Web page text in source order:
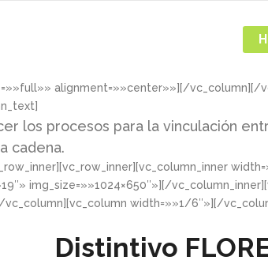
alignment=»»center»»][/
los procesos para la vinculación
cadena.
img_size=»»1024×650″»][/
width=»»1/6″»][/
Distintivo